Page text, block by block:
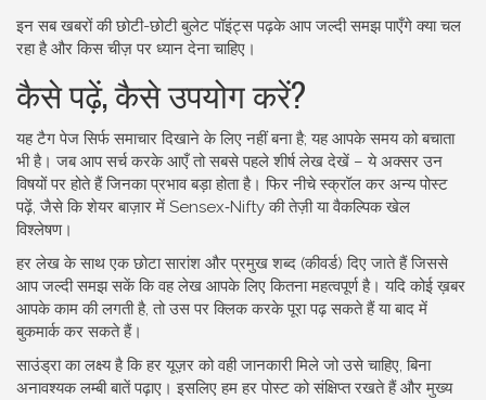
इन सब खबरों की छोटी-छोटी बुलेट पॉइंट्स पढ़के आप जल्दी समझ पाएँगे क्या चल
रहा है और किस चीज़ पर ध्यान देना चाहिए।
कैसे पढ़ें, कैसे उपयोग करें?
यह टैग पेज सिर्फ समाचार दिखाने के लिए नहीं बना है; यह आपके समय को बचाता
भी है। जब आप सर्च करके आएँ तो सबसे पहले शीर्ष लेख देखें – ये अक्सर उन
विषयों पर होते हैं जिनका प्रभाव बड़ा होता है। फिर नीचे स्क्रॉल कर अन्य पोस्ट
पढ़ें, जैसे कि शेयर बाज़ार में Sensex‑Nifty की तेज़ी या वैकल्पिक खेल
विश्लेषण।
हर लेख के साथ एक छोटा सारांश और प्रमुख शब्द (कीवर्ड) दिए जाते हैं जिससे
आप जल्दी समझ सकें कि वह लेख आपके लिए कितना महत्वपूर्ण है। यदि कोई ख़बर
आपके काम की लगती है, तो उस पर क्लिक करके पूरा पढ़ सकते हैं या बाद में
बुकमार्क कर सकते हैं।
साउंड्रा का लक्ष्य है कि हर यूज़र को वही जानकारी मिले जो उसे चाहिए, बिना
अनावश्यक लम्बी बातें पढ़ाए। इसलिए हम हर पोस्ट को संक्षिप्त रखते हैं और मुख्य